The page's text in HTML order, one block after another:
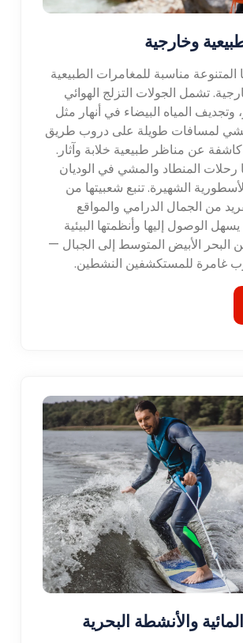
وخارجية
مناسبة للمغامرات الطبيعية
تشمل الجولات التزلج الهوائي
وتجديف المياه البيضاء في أنهار مثل
لمسافات طويلة على دروب طريق
كاشفة عن مناظر طبيعية خلابة وآثار.
رحلات المنطاد والمشي في الوديان
الشهيرة. تنبع شعبيتها من
من الجمال الدرامي والمواقع
يسهل الوصول إليها وأنظمتها البيئية
البحر الأبيض المتوسط إلى الجبال —
غامرة للمستكشفين النشطين.
والأنشطة البحرية